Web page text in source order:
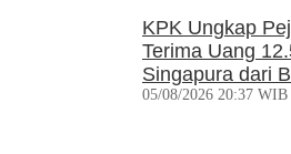
KPK Ungkap
Terima Uang
Singapura dari
05/08/2026 20:37 WIB